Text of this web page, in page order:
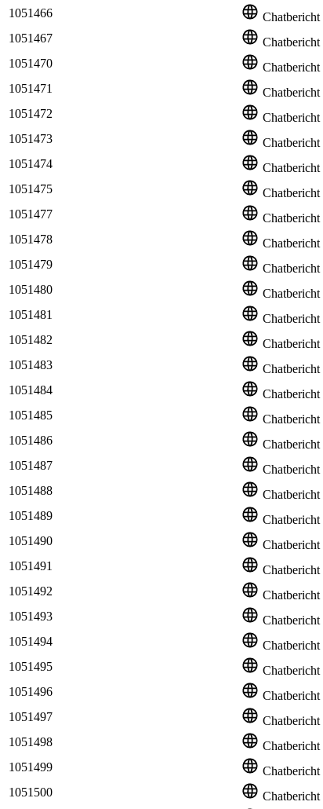
1051466
Chatbericht
1051467
Chatbericht
1051470
Chatbericht
1051471
Chatbericht
1051472
Chatbericht
1051473
Chatbericht
1051474
Chatbericht
1051475
Chatbericht
1051477
Chatbericht
1051478
Chatbericht
1051479
Chatbericht
1051480
Chatbericht
1051481
Chatbericht
1051482
Chatbericht
1051483
Chatbericht
1051484
Chatbericht
1051485
Chatbericht
1051486
Chatbericht
1051487
Chatbericht
1051488
Chatbericht
1051489
Chatbericht
1051490
Chatbericht
1051491
Chatbericht
1051492
Chatbericht
1051493
Chatbericht
1051494
Chatbericht
1051495
Chatbericht
1051496
Chatbericht
1051497
Chatbericht
1051498
Chatbericht
1051499
Chatbericht
1051500
Chatbericht